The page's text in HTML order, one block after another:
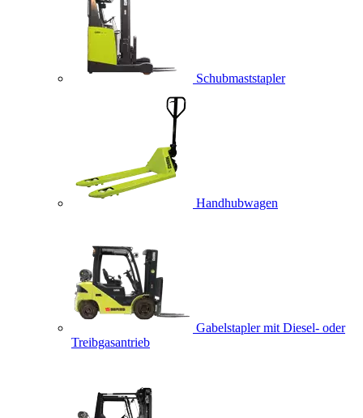
Schubmaststapler
Handhubwagen
Gabelstapler mit Diesel- oder
Treibgasantrieb